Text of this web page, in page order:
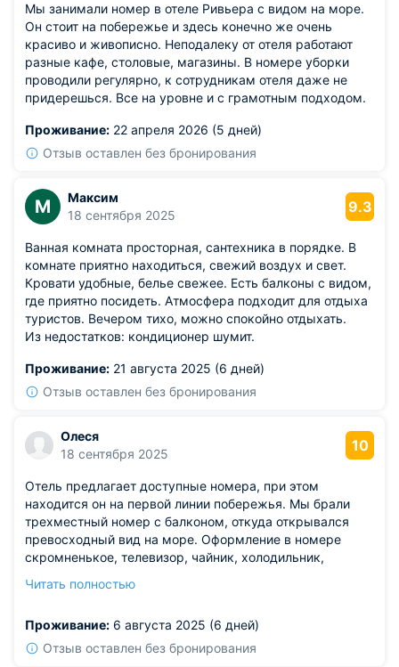
Мы занимали номер в отеле Ривьера с видом на море.
Он стоит на побережье и здесь конечно же очень
красиво и живописно. Неподалеку от отеля работают
разные кафе, столовые, магазины. В номере уборки
проводили регулярно, к сотрудникам отеля даже не
придерешься. Все на уровне и с грамотным подходом.
Проживание: 22 апреля 2026 (5 дней)
Отзыв оставлен без бронирования
М
Максим
18 сентября 2025
9.3
Ванная комната просторная, сантехника в порядке. В
комнате приятно находиться, свежий воздух и свет.
Кровати удобные, белье свежее. Есть балконы с видом,
где приятно посидеть. Атмосфера подходит для отдыха
туристов. Вечером тихо, можно спокойно отдыхать.
Из недостатков: кондиционер шумит.
Проживание: 21 августа 2025 (6 дней)
Отзыв оставлен без бронирования
Олеся
18 сентября 2025
10
Отель предлагает доступные номера, при этом
находится он на первой линии побережья. Мы брали
трехместный номер с балконом, откуда открывался
превосходный вид на море. Оформление в номере
скромненькое, телевизор, чайник, холодильник,
вполне устроили. Постельное белье было
деньги.
Читать полностью
Проживание: 6 августа 2025 (6 дней)
Отзыв оставлен без бронирования